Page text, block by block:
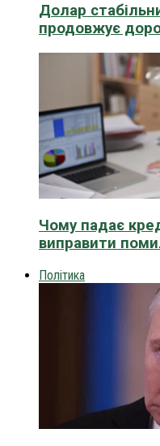
Долар
продовжує
Чому падає
виправити
Політика